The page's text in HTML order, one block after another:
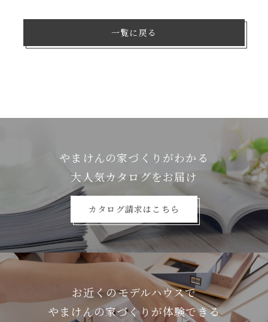
一覧に戻る
やまけんの家づくりがわかる
⼤⼈気カタログをお届け
カタログ請求はこちら
お近くのモデルハウスで
やまけんの家づくりが体験できる